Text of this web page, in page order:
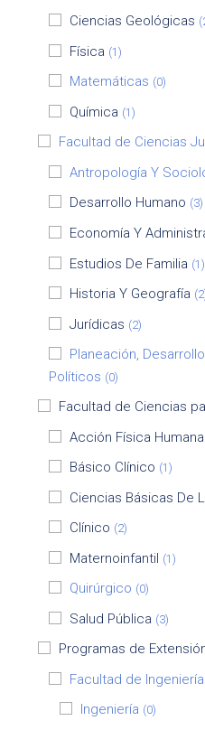
Ciencias Geológicas
Física (1)
Matemáticas (0)
Química (1)
Facultad de Ciencias
Antropología Y
Desarrollo Humano (3)
Economía Y
Estudios De Familia (1)
Historia Y Geografía
Jurídicas (2)
Planeación,
Políticos (0)
Facultad de Ciencias
Acción Física Humana
Básico Clínico (1)
Ciencias Básicas De
Clínico (2)
Maternoinfantil (1)
Quirúrgico (0)
Salud Pública (3)
Programas de
Facultad de
Ingeniería (0)